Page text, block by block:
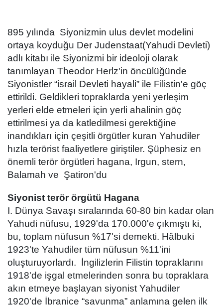
895 yılında Siyonizmin ulus devlet modelini
ortaya koyduğu Der Judenstaat(Yahudi Devleti)
adlı kitabı ile Siyonizmi bir ideoloji olarak
tanımlayan Theodor Herlz'in öncülüğünde
Siyonistler “israil Devleti hayali” ile Filistin'e göç
ettirildi. Geldikleri topraklarda yeni yerleşim
yerleri elde etmeleri için yerli ahalinin göç
ettirilmesi ya da katledilmesi gerektiğine
inandıkları için çeşitli örgütler kuran Yahudiler
hızla terörist faaliyetlere giriştiler. Şüphesiz en
önemli terör örgütleri hagana, Irgun, stern,
Balamah ve Şatiron'du
Siyonist terör örgütü Hagana
I. Dünya Savaşı sıralarında 60-80 bin kadar olan
Yahudi nüfusu, 1929'da 170.000'e çıkmıştı ki,
bu, toplam nüfusun %17'si demekti. Hâlbuki
1923'te Yahudiler tüm nüfusun %11'ini
oluşturuyorlardı. İngilizlerin Filistin topraklarını
1918'de işgal etmelerinden sonra bu topraklara
akın etmeye başlayan siyonist Yahudiler
1920'de İbranice “savunma” anlamına gelen ilk